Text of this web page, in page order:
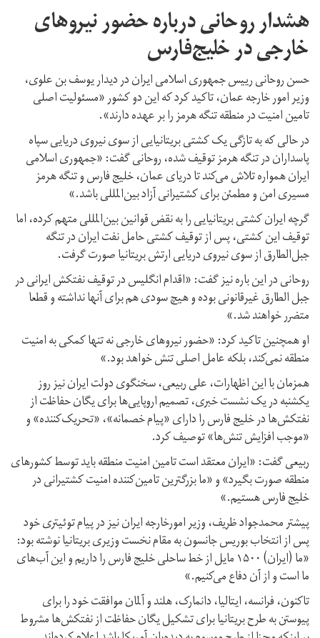
هشدار روحانی درباره حضور نیروهای
خارجی در خلیج‌فارس
حسن روحانی رییس جمهوری اسلامی ایران در دیدار یوسف بن علوی،
وزیر امور خارجه عمان، تاکید کرد که این دو کشور «مسئولیت اصلی
تامین امنیت در منطقه تنگه هرمز را بر عهده دارند».
در حالی که به تازگی یک کشتی بریتانیایی از سوی نیروی دریایی سپاه
پاسداران در تنگه هرمز توقیف شده، روحانی گفت: «جمهوری اسلامی
ایران همواره تلاش می‌کند تا دریای عمان، خلیج فارس و تنگه هرمز
مسیری امن و مطمئن برای کشتیرانی آزاد بین‌المللی باشد.»
گرچه ایران کشتی بریتانیایی را به نقض قوانین بین‌المللی متهم کرده، اما
توقیف این کشتی، پس از توقیف کشتی حامل نفت ایران در تنگه
جبل‌الطارق از سوی نیروی دریایی ارتش بریتانیا صورت گرفت.
روحانی در این باره نیز گفت: «اقدام انگلیس در توقیف نفتکش ایرانی در
جبل الطارق غیرقانونی بوده و هیچ سودی هم برای آنها نداشته و قطعا
متضرر خواهند شد.»
او همچنین تاکید کرد: «حضور نیروهای خارجی نه تنها کمکی به امنیت
منطقه نمی‌کند، بلکه عامل اصلی تنش خواهد بود.»
همزمان با این اظهارات، علی ربیعی، سخنگوی دولت ایران نیز روز
یکشنبه در یک نشست خبری، تصمیم اروپایی‌ها برای یگان حفاظت از
نفتکش‌ها در خلیج فارس را دارای «پیام خصمانه»، «تحریک‌کننده» و
«موجب افزایش تنش‌ها» توصیف کرد.
ربیعی گفت: «ایران معتقد است تامین امنیت منطقه باید توسط کشورهای
منطقه صورت بگیرد» و «ما بزرگترین تامین‌کننده امنیت کشتیرانی در
خلیج فارس هستیم.»
پیشتر محمدجواد ظریف، وزیر امورخارجه ایران نیز در پیام توئیتری خود
پس از انتخاب بوریس جانسون به مقام نخست وزیری بریتانیا نوشته بود:
«ما (ایران) ۱۵۰۰ مایل از خط ساحلی خلیج فارس را داریم و این آب‌های
ما است و از آن دفاع می‌کنیم.»
تاکنون، فرانسه، ایتالیا، دانمارک، هلند و آلمان موافقت خود را برای
پیوستن به طرح بریتانیا برای تشکیل یگان حفاظت از نفتکش‌ها مشروط